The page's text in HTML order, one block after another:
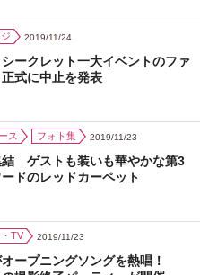
2019/11/24
ークレット一大イベントのファ
式に中止を発表
ス フォト集 2019/11/23
結 ゲストも装いも華やかな第3
ドのレッドカーペット
TV 2019/11/23
オープニングソングを熱唱！